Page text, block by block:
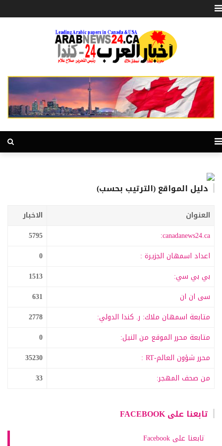
دليل المواقع (الترتيب بحسب)
العنوان
الاخبار
canadanews24.ca:
5795
اعداد اسمهان الجزيرة :
0
بي بي سي:
1513
سى ان ان
631
متابعة اسمهان ملاك: ر. كندا الدولي:
2778
متابعة محرر الموقع من النيل:
0
محرر شؤون العالم-RT :
35230
من صحف المهجر:
33
تابعنا على FACEBOOK
تابعنا على Facebook